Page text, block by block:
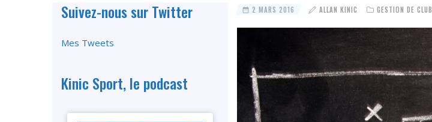
2 MARS 2016 ALLAN KINIC GESTION DE CLUB
Suivez-nous sur Twitter
Mes Tweets
Kinic Sport, le podcast